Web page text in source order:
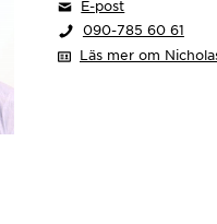
E-post
090-785 60 61
Läs mer om